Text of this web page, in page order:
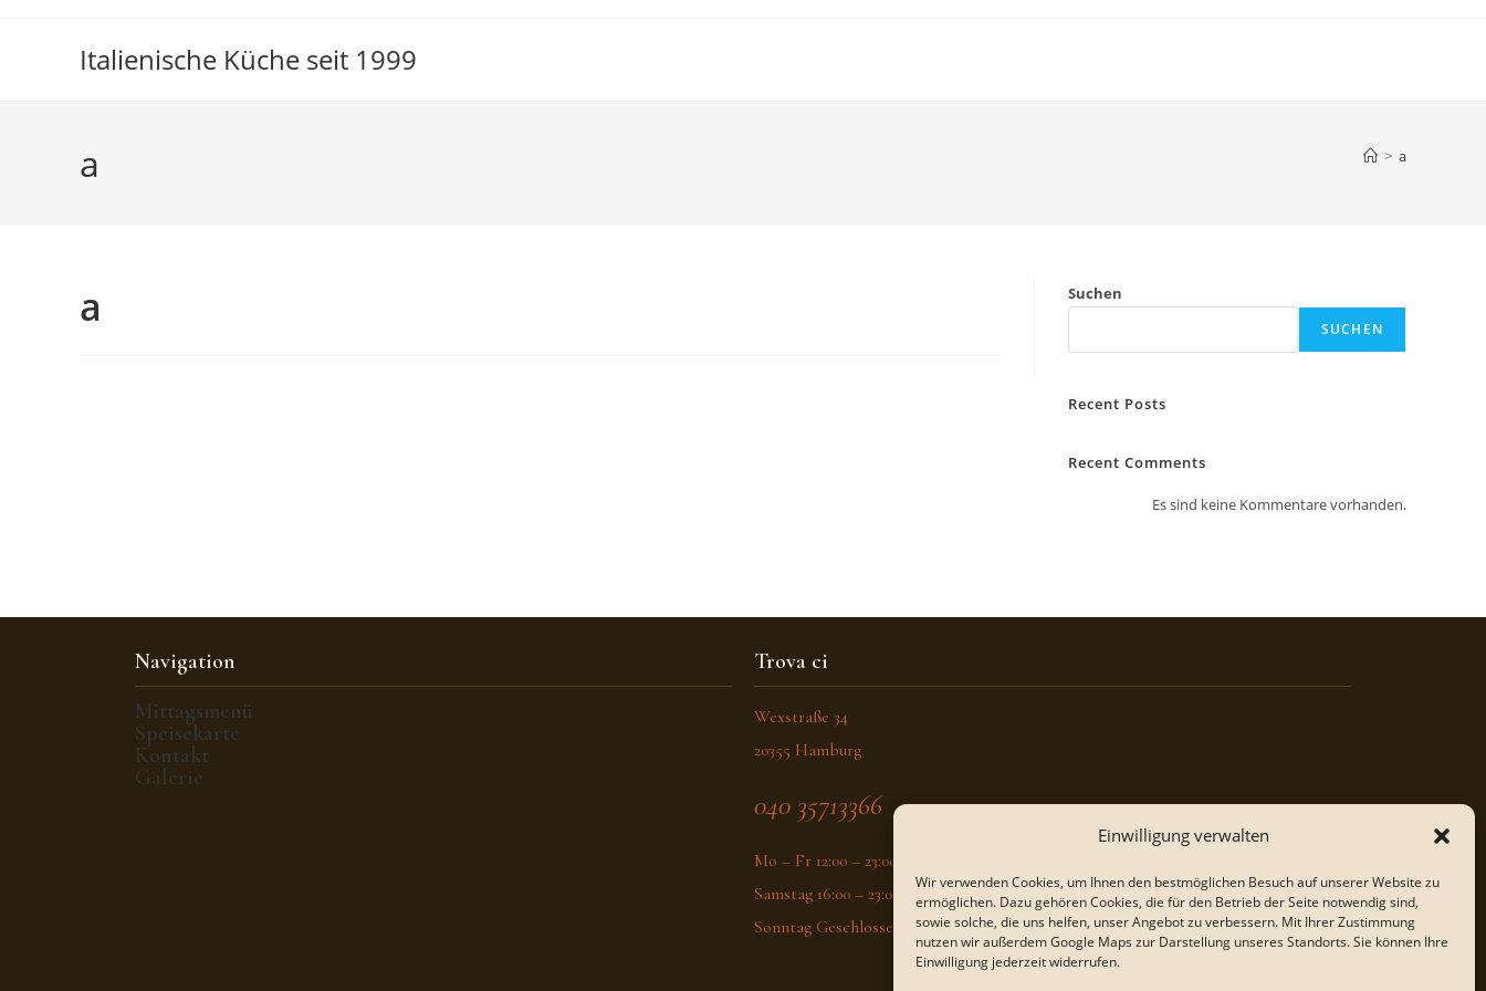
Einwilligung verwalten
Wir verwenden Cookies, um Ihnen den bestmöglichen Besuch auf unserer Website zu
ermöglichen. Dazu gehören Cookies, die für den Betrieb der Seite notwendig sind,
sowie solche, die uns helfen, unser Angebot zu verbessern. Mit Ihrer Zustimmung
nutzen wir außerdem Google Maps zur Darstellung unseres Standorts. Sie können Ihre
Einwilligung jederzeit widerrufen.
Italienische Küche seit 1999
a > a
a Suchen
SUCHEN
Recent Posts
Recent Comments
Es sind keine Kommentare vorhanden.
Navigation
Mittagsmenü
Speisekarte
Kontakt
Galerie
Trova ci
Wexstraße 34
20355 Hamburg
040 35713366
Mo – Fr 12:00 – 23:00
Samstag 16:00 – 23:00
Sonntag Geschlossen